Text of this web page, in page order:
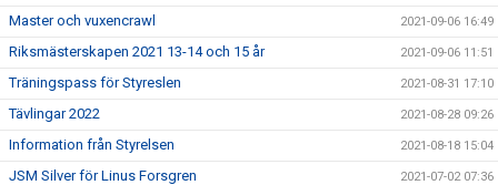
Master och vuxencrawl 2021-09-06 16:49
Riksmästerskapen 2021 13-14 och 15 år 2021-09-06 11:51
Träningspass för Styreslen 2021-08-31 17:10
Tävlingar 2022 2021-08-28 09:26
Information från Styrelsen 2021-08-18 15:04
JSM Silver för Linus Forsgren 2021-07-02 07:36